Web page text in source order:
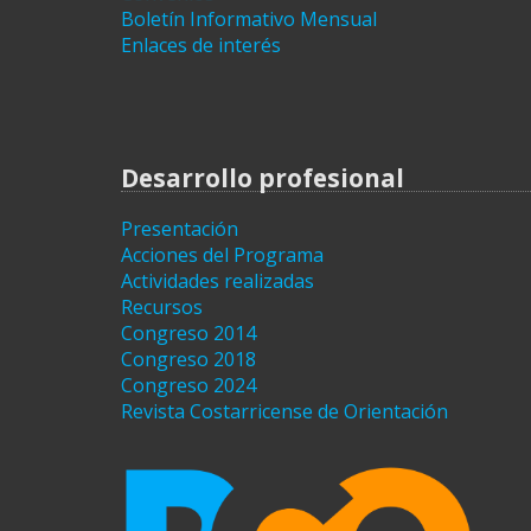
Boletín Informativo Mensual
Enlaces de interés
Desarrollo profesional
Presentación
Acciones del Programa
Actividades realizadas
Recursos
Congreso 2014
Congreso 2018
Congreso 2024
Revista Costarricense de Orientación